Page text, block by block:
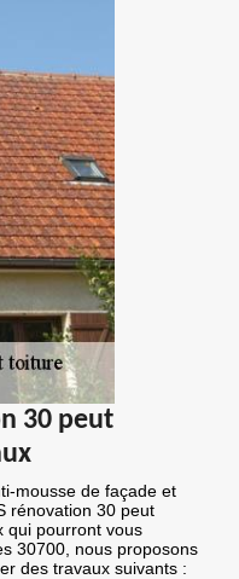
30 peut
mousse de façade et
rénovation 30 peut
qui pourront vous
30700, nous proposons
des travaux suivants :